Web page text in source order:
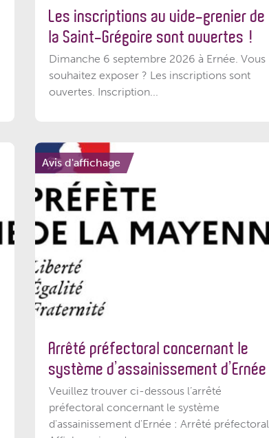
Les inscriptions au vide-grenier de
la Saint-Grégoire sont ouvertes !
Dimanche 6 septembre 2026 à Ernée. Vous
souhaitez exposer ? Les inscriptions sont
ouvertes. Inscription...
Avis d'affichage
Arrêté préfectoral concernant le
système d’assainissement d’Ernée
Veuillez trouver ci-dessous l’arrêté
préfectoral concernant le système
d'assainissement d'Ernée : Arrêté préfectoral